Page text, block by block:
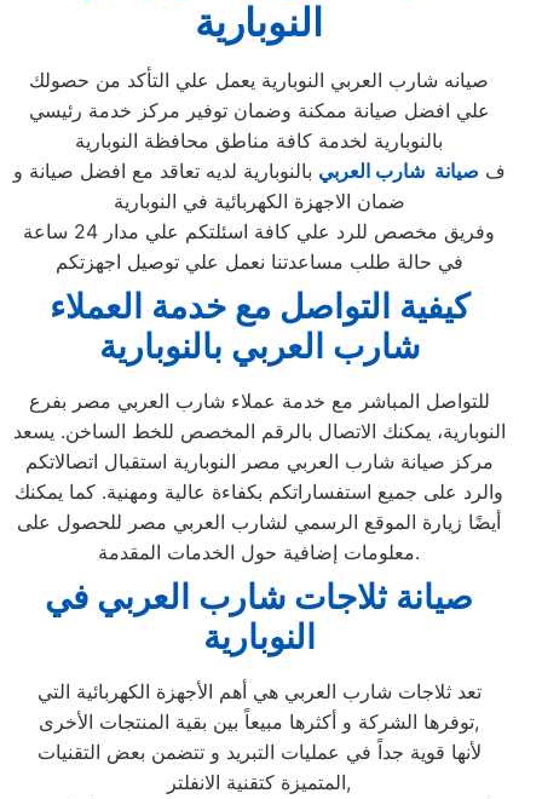
النوبارية
صيانه شارب العربي النوبارية يعمل علي التأكد من حصولك
علي افضل صيانة ممكنة وضمان توفير مركز خدمة رئيسي
بالنوبارية لخدمة كافة مناطق محافظة النوبارية
ف صيانة شارب العربي بالنوبارية لديه تعاقد مع افضل صيانة و
ضمان الاجهزة الكهربائية في النوبارية
وفريق مخصص للرد علي كافة اسئلتكم علي مدار 24 ساعة
في حالة طلب مساعدتنا نعمل علي توصيل اجهزتكم
كيفية التواصل مع خدمة العملاء
شارب العربي بالنوبارية
للتواصل المباشر مع خدمة عملاء شارب العربي مصر بفرع
النوبارية، يمكنك الاتصال بالرقم المخصص للخط الساخن. يسعد
مركز صيانة شارب العربي مصر النوبارية استقبال اتصالاتكم
والرد على جميع استفساراتكم بكفاءة عالية ومهنية. كما يمكنك
أيضًا زيارة الموقع الرسمي لشارب العربي مصر للحصول على
معلومات إضافية حول الخدمات المقدمة.
صيانة ثلاجات شارب العربي في
النوبارية
تعد ثلاجات شارب العربي هي أهم الأجهزة الكهربائية التي
توفرها الشركة و أكثرها مبيعاً بين بقية المنتجات الأخرى,
لأنها قوية جداً في عمليات التبريد و تتضمن بعض التقنيات
المتميزة كتقنية الانفلتر,